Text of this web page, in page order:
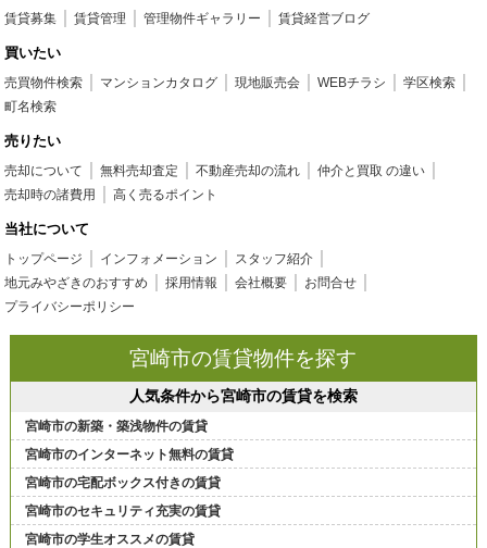
賃貸募集 賃貸管理 管理物件ギャラリー 賃貸経営ブログ
買いたい
売買物件検索 マンションカタログ 現地販売会 WEBチラシ
学区検索
町名検索
売りたい
売却について 無料売却査定 不動産売却の流れ
仲介と買取 の違い
売却時の諸費用
高く売るポイント
当社について
トップページ インフォメーション
スタッフ紹介
地元みやざきのおすすめ
採用情報 会社概要
お問合せ
プライバシーポリシー
宮崎市の賃貸物件を探す
人気条件から宮崎市の賃貸を検索
宮崎市の新築・築浅物件の賃貸
宮崎市のインターネット無料の賃貸
宮崎市の宅配ボックス付きの賃貸
宮崎市のセキュリティ充実の賃貸
宮崎市の学生オススメの賃貸